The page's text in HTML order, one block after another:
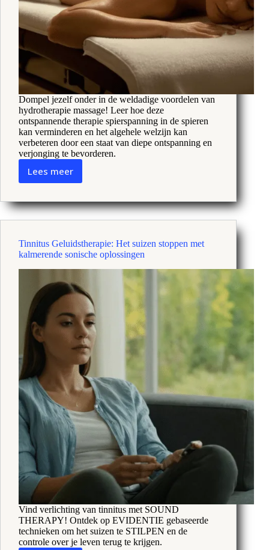
Dompel jezelf onder in de weldadige voordelen van
hydrotherapie massage! Leer hoe deze
ontspannende therapie spierspanning in de spieren
kan verminderen en het algehele welzijn kan
verbeteren door een staat van diepe ontspanning en
verjonging te bevorderen.
Lees meerHydrotherapie
Kalmeer
pijnen
&
welzijn
Tinnitus Geluidstherapie: Het suizen stoppen met
kalmerende sonische oplossingen
Vind verlichting van tinnitus met SOUND
THERAPY! Ontdek op EVIDENTIE gebaseerde
technieken om het suizen te STILPEN en de
controle over je leven terug te krijgen.